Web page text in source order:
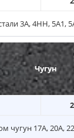
3А, 4НН, 5А1,
Чугун
чугун 17А, 20А,